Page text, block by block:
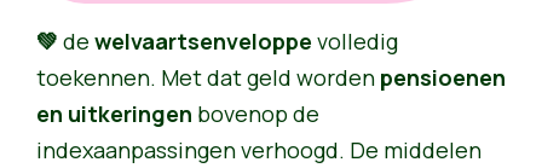
💚 de welvaartsenveloppe volledig
toekennen. Met dat geld worden pensioenen
en uitkeringen bovenop de
indexaanpassingen verhoogd. De middelen